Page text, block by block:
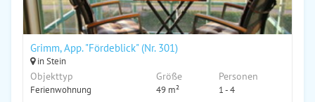
Grimm, App. "Fördeblick" (Nr. 301)
in Stein
Objekttyp
Ferienwohnung
Größe
49 m²
Personen
1 - 4